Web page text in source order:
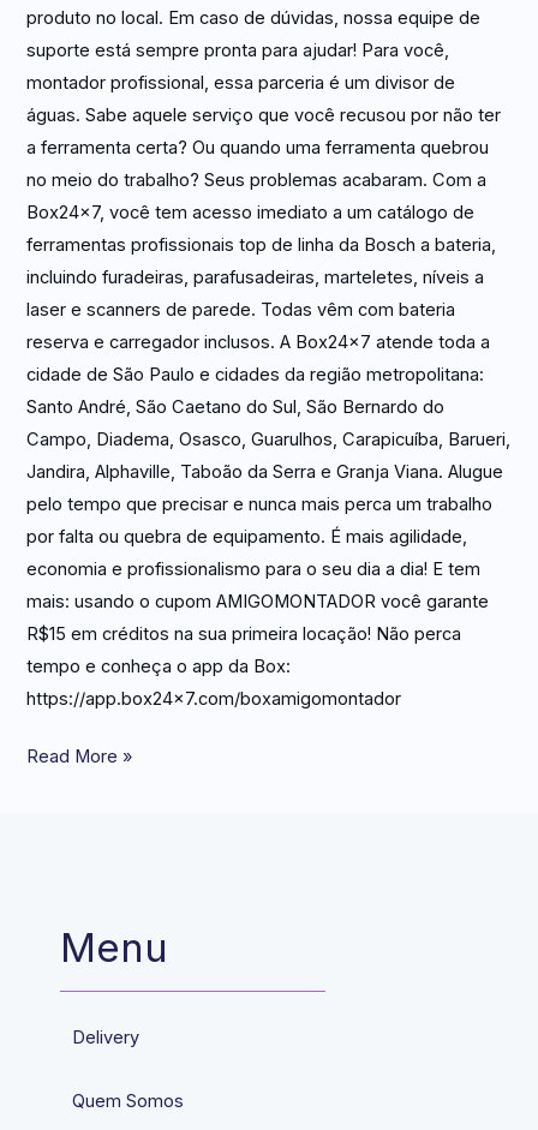
produto no local. Em caso de dúvidas, nossa equipe de
suporte está sempre pronta para ajudar! Para você,
montador profissional, essa parceria é um divisor de
águas. Sabe aquele serviço que você recusou por não ter
a ferramenta certa? Ou quando uma ferramenta quebrou
no meio do trabalho? Seus problemas acabaram. Com a
Box24x7, você tem acesso imediato a um catálogo de
ferramentas profissionais top de linha da Bosch a bateria,
incluindo furadeiras, parafusadeiras, marteletes, níveis a
laser e scanners de parede. Todas vêm com bateria
reserva e carregador inclusos. A Box24x7 atende toda a
cidade de São Paulo e cidades da região metropolitana:
Santo André, São Caetano do Sul, São Bernardo do
Campo, Diadema, Osasco, Guarulhos, Carapicuíba, Barueri,
Jandira, Alphaville, Taboão da Serra e Granja Viana. Alugue
pelo tempo que precisar e nunca mais perca um trabalho
por falta ou quebra de equipamento. É mais agilidade,
economia e profissionalismo para o seu dia a dia! E tem
mais: usando o cupom AMIGOMONTADOR você garante
R$15 em créditos na sua primeira locação! Não perca
tempo e conheça o app da Box:
https://app.box24x7.com/boxamigomontador
Read More »
Menu
Delivery
Quem Somos